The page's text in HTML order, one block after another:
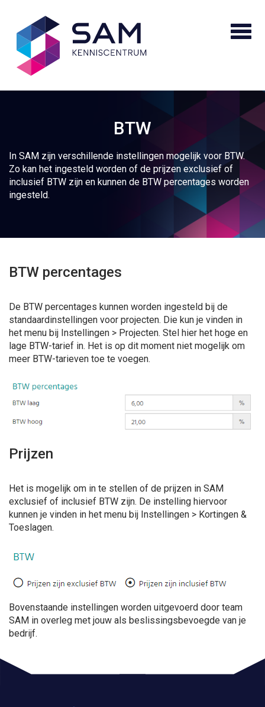
BTW
In SAM zijn verschillende instellingen mogelijk voor BTW.
Zo kan het ingesteld worden of de prijzen exclusief of
inclusief BTW zijn en kunnen de BTW percentages worden
ingesteld.
BTW percentages
De BTW percentages kunnen worden ingesteld bij de
standaardinstellingen voor projecten. Die kun je vinden in
het menu bij Instellingen > Projecten. Stel hier het hoge en
lage BTW-tarief in. Het is op dit moment niet mogelijk om
meer BTW-tarieven toe te voegen.
Prijzen
Het is mogelijk om in te stellen of de prijzen in SAM
exclusief of inclusief BTW zijn. De instelling hiervoor
kunnen je vinden in het menu bij Instellingen > Kortingen &
Toeslagen.
Bovenstaande instellingen worden uitgevoerd door team
SAM in overleg met jouw als beslissingsbevoegde van je
bedrijf.